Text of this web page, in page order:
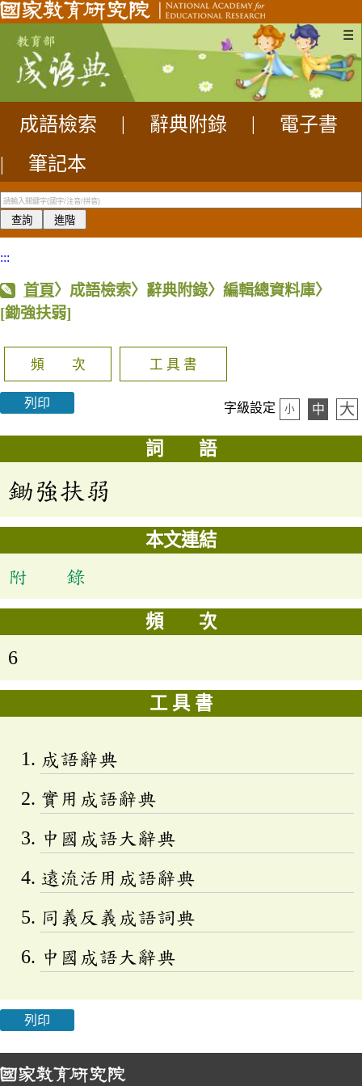
☰
成語檢索 辭典附錄
電子書
|
筆記本
:::
首頁〉成語檢索〉辭典附錄〉編輯總資料庫〉
[鋤強扶弱]
頻 次 工 具 書
列印 字級設定 小 中 大
詞 語
鋤強扶弱
本文連結
附 錄
頻 次
6
工 具 書
成語辭典
實用成語辭典
中國成語大辭典
遠流活用成語辭典
同義反義成語詞典
中國成語大辭典
列印